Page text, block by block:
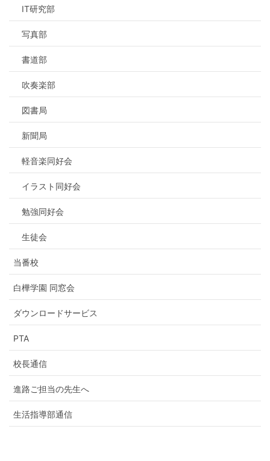
IT研究部
写真部
書道部
吹奏楽部
図書局
新聞局
軽音楽同好会
イラスト同好会
勉強同好会
生徒会
当番校
白樺学園 同窓会
ダウンロードサービス
PTA
校長通信
進路ご担当の先生へ
生活指導部通信